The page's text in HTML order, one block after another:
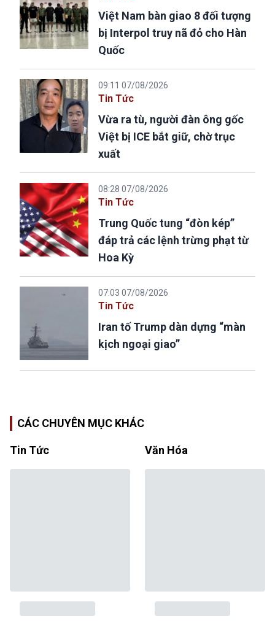
Việt Nam bàn giao 8 đối tượng
bị Interpol truy nã đỏ cho Hàn
Quốc
09:11 07/08/2026
Tin Tức
Vừa ra tù, người đàn ông gốc
Việt bị ICE bắt giữ, chờ trục
xuất
08:28 07/08/2026
Tin Tức
Trung Quốc tung “đòn kép”
đáp trả các lệnh trừng phạt từ
Hoa Kỳ
07:03 07/08/2026
Tin Tức
Iran tố Trump dàn dựng “màn
kịch ngoại giao”
CÁC CHUYÊN MỤC KHÁC
Tin Tức Văn Hóa